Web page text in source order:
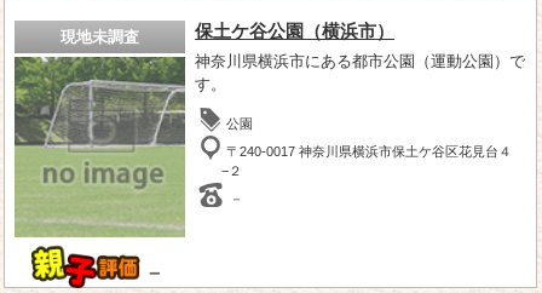
現地未調査
－
保土ケ谷公園（横浜市）
神奈川県横浜市にある都市公園（運動公園）で
す。
公園
〒240-0017 神奈川県横浜市保土ケ谷区花見台４
−２
－